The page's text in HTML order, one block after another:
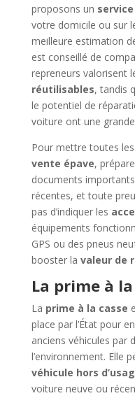
proposons un
votre domicile ou sur
meilleure estimation
est conseillé de
repreneurs valorisent
réutilisables, tandis
le potentiel de
voiture ont une
Pour mettre toutes
vente épave,
documents
récentes, et toute
pas d’indiquer les
équipements
GPS ou des pneus
booster la valeur de
La prime à
La prime à la casse
place par l’État pour
anciens véhicules par
l’environnement. Elle
véhicule hors
voiture neuve ou